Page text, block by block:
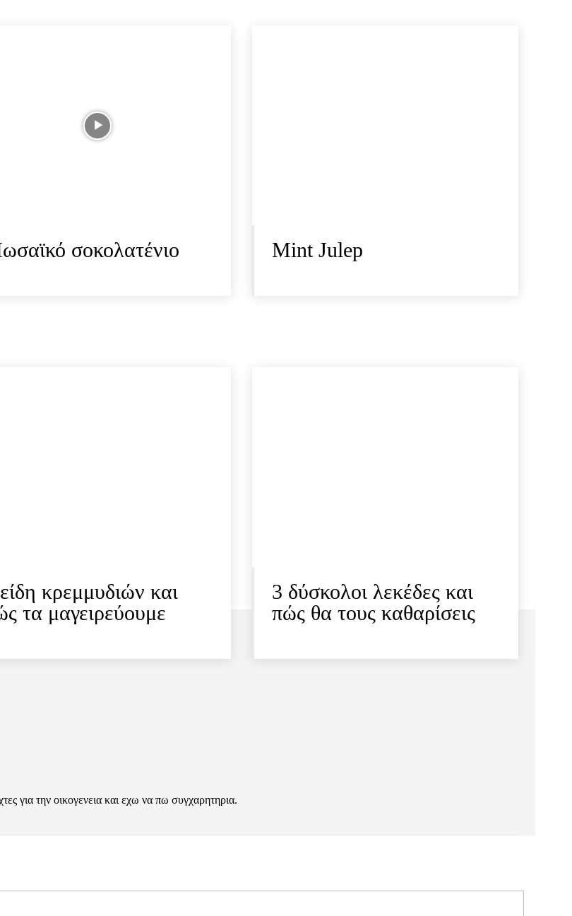
σοκολατένιο Mint Julep
κρεμμυδιών και
τα μαγειρεύουμε
3 δύσκολοι λεκέδες και
πώς θα τους καθαρίσεις
για την οικογενεια και εχω να πω συγχαρητηρια.